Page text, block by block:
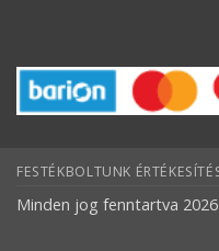
FESTÉKBOLTUNK
Minden jog fenntartva